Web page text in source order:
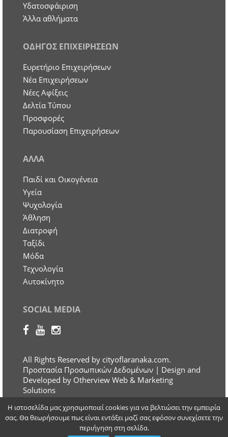
Υδατοσφάιριση
Άλλα αθλήματα
ΟΔΗΓΟΣ ΕΠΙΧΕΙΡΗΣΕΩΝ
Ευρετήριο Επιχειρήσεων
Nέα Επιχειρήσεων
Νέες Αφίξεις
Δελτία Τύπου
Προσφορές
Παρουσίαση Επιχειρήσεων
ΑΛΛΑ
Παιδί και Οικογένεια
Υγεία
Ψυχολογία
Άθληση
Διατροφή
Ταξίδι
Μόδα
Τεχνολογία
Αυτοκίνητο
SOCIAL MEDIA
All Rights Reserved by cityoflaranaka.com.
Προστασία Προσωπικών Δεδομένων | Design and
Developed by Otherview Web & Marketing
Solutions
Η ιστοσελίδα μας χρησιμοποιεί cookies για να βελτιώσει την εμπειρία
σας. Θα θεωρήσουμε πως είναι εντάξει μαζί σας εφόσον συνεχίσετε την
περιήγηση στη σελίδα.